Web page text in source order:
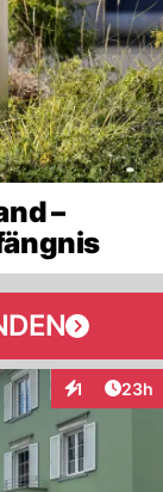
–
1
Interaktionen
23h